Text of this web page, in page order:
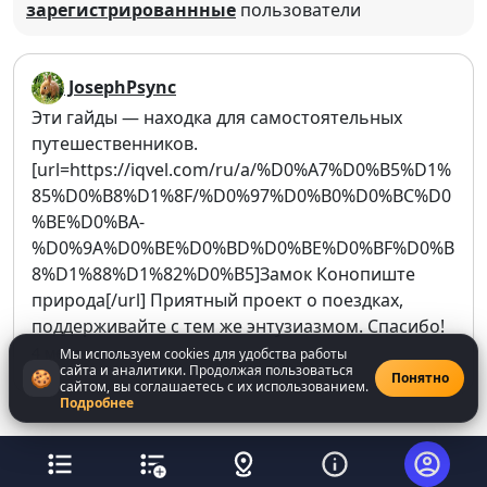
читатели полюбили книгу ещё сильнее.
📅 Основные события
программы
21 ноября
12:30— Книжный форум «Читающий регион»
13:00 — Встреча с Мариной Москвиной
15:00— «Люди как книги»: Юрий Поляков
16:00— Награждение премии «Книга года»
17:30 — Встреча с Алекс Хилл
22 ноября
13:00
— «Литература и кино»: Андрей Дмитриев
зарегистрированнные пользователи
JosephPsync
Эти гайды — находка для самостоятельных
путешественников.
[url=https://iqvel.com/ru/a/%D0%A7%D0%B5%D1%
85%D0%B8%D1%8F/%D0%97%D0%B0%D0%BC%D0
%BE%D0%BA-
%D0%9A%D0%BE%D0%BD%D0%BE%D0%BF%D0%B
8%D1%88%D1%82%D0%B5]Замок Конопиште
природа[/url] Приятный проект о поездках,
поддерживайте с тем же энтузиазмом. Спасибо!
4 месяца назад
🍪
Мы используем cookies для удобства работы
сайта и аналитики. Продолжая пользоваться
сайтом, вы соглашаетесь с их использованием.
Подробнее
Понятно